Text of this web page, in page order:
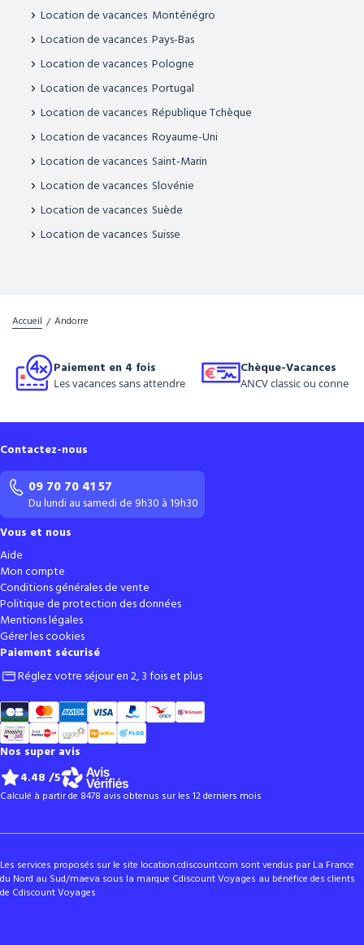
Location de vacances Monténégro
Location de vacances Pays-Bas
Location de vacances Pologne
Location de vacances Portugal
Location de vacances République Tchèque
Location de vacances Royaume-Uni
Location de vacances Saint-Marin
Location de vacances Slovénie
Location de vacances Suède
Location de vacances Suisse
Accueil Andorre
Paiement en 4 fois
Les vacances sans attendre
Chèque-Vacances
ANCV classic ou connect
Contactez-nous
09 70 70 41 57
Du lundi au samedi de 9h30 à 19h30
Vous et nous
Aide
Mon compte
Conditions générales de vente
Politique de protection des données
Mentions légales
Gérer les cookies
Paiement sécurisé
Réglez votre séjour en 2, 3 fois et plus
Nos super avis
4.48 /5
Calculé à partir de 8478 avis obtenus sur les 12 derniers mois
Les services proposés sur le site location.cdiscount.com sont vendus par La France
du Nord au Sud/maeva sous la marque Cdiscount Voyages au bénéfice des clients
de Cdiscount Voyages